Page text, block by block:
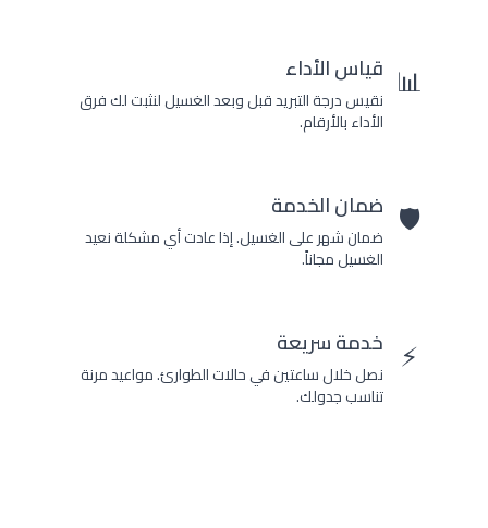
📊 قياس الأداء
نقيس درجة التبريد قبل وبعد الغسيل لنثبت لك فرق
الأداء بالأرقام.
🛡️ ضمان الخدمة
ضمان شهر على الغسيل. إذا عادت أي مشكلة نعيد
الغسيل مجاناً.
⚡ خدمة سريعة
نصل خلال ساعتين في حالات الطوارئ. مواعيد مرنة
تناسب جدولك.